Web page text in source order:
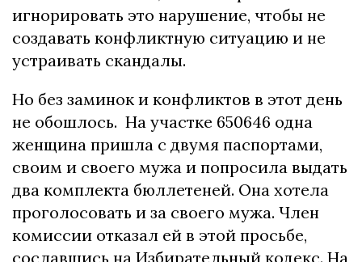
игнорировать это нарушение, чтобы не
создавать конфликтную ситуацию и не
устраивать скандалы.
Но без заминок и конфликтов в этот день
не обошлось. На участке 650646 одна
женщина пришла с двумя паспортами,
своим и своего мужа и попросила выдать
два комплекта бюллетеней. Она хотела
проголосовать и за своего мужа. Член
комиссии отказал ей в этой просьбе,
сославшись на Избирательный кодекс. На